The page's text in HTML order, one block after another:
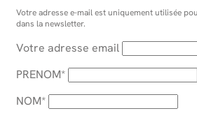
Votre adresse e-mail est uniquement utilisée
dans la newsletter.
Votre adresse email
PRENOM*
NOM*